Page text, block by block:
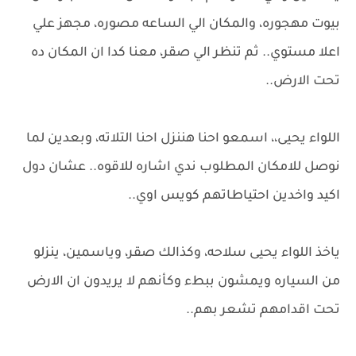
بيوت مهجوره، والمكان الي الساعه مصوره، مجهز علي
اعلا مستوي.. ثم تنظر الي صقر، معنا كدا ان المكان ده
تحت الارض..
اللواء يحيى،، اسمعو احنا هننزل احنا التلاته، وبعدين لما
نوصل للامكان المطلوب ندي اشاره للاقوه.. عشان دول
اكيد واخدين احتياطاتهم كويس اوي..
ياخذ اللواء يحيى سلاحه، وكذالك صقر، وياسمين، ينزلو
من السياره ويمشون ببطء وكأنهم لا يريدون ان الارض
تحت اقدامهم تشعر بهم..